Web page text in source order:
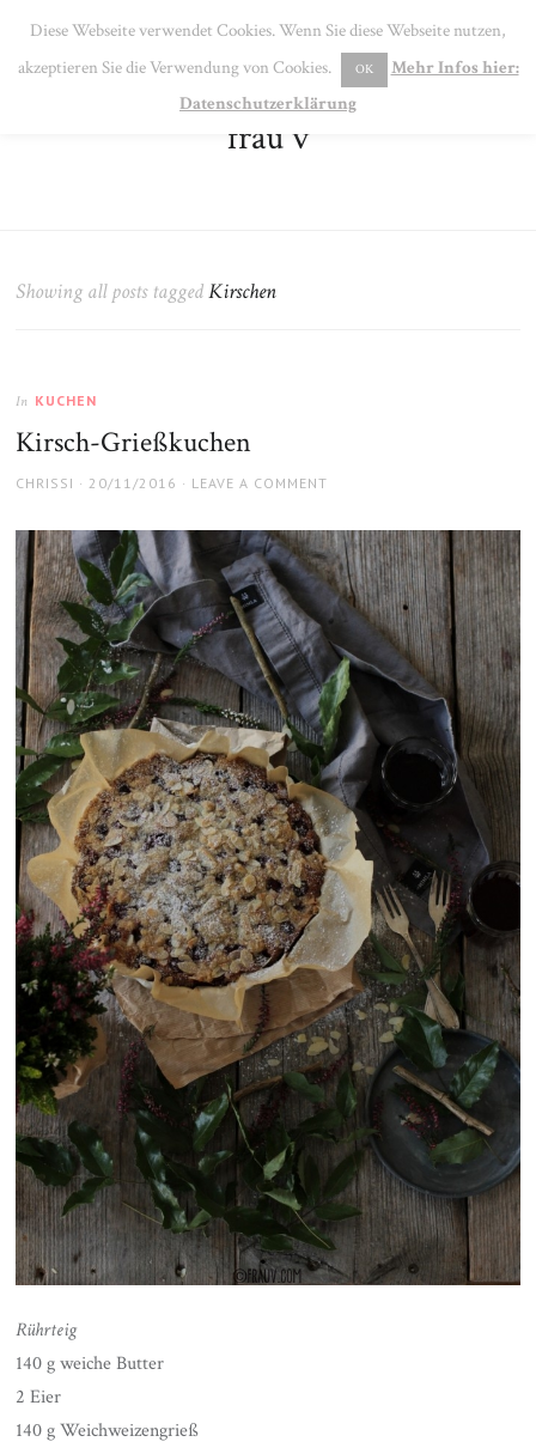
MENU
frau v
Showing all posts taggedKirschen
In KUCHEN
Kirsch-Grießkuchen
AUTHOR
CHRISSI
POSTED
20/11/2016 LEAVE A COMMENT
Rührteig
140 g weiche Butter
2 Eier
140 g Weichweizengrieß
Diese Webseite verwendet Cookies. Wenn Sie diese Webseite nutzen,
akzeptieren Sie die Verwendung von Cookies.
OK
Mehr Infos hier:
Datenschutzerklärung